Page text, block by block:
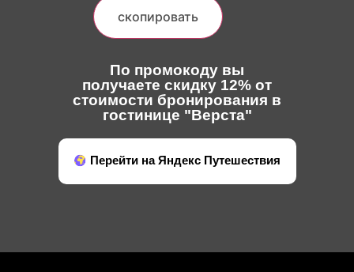
скопировать
По промокоду вы
получаете скидку 12% от
стоимости бронирования в
гостинице "Верста"
Перейти на Яндекс Путешествия